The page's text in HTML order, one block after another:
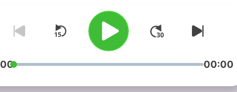
00:00